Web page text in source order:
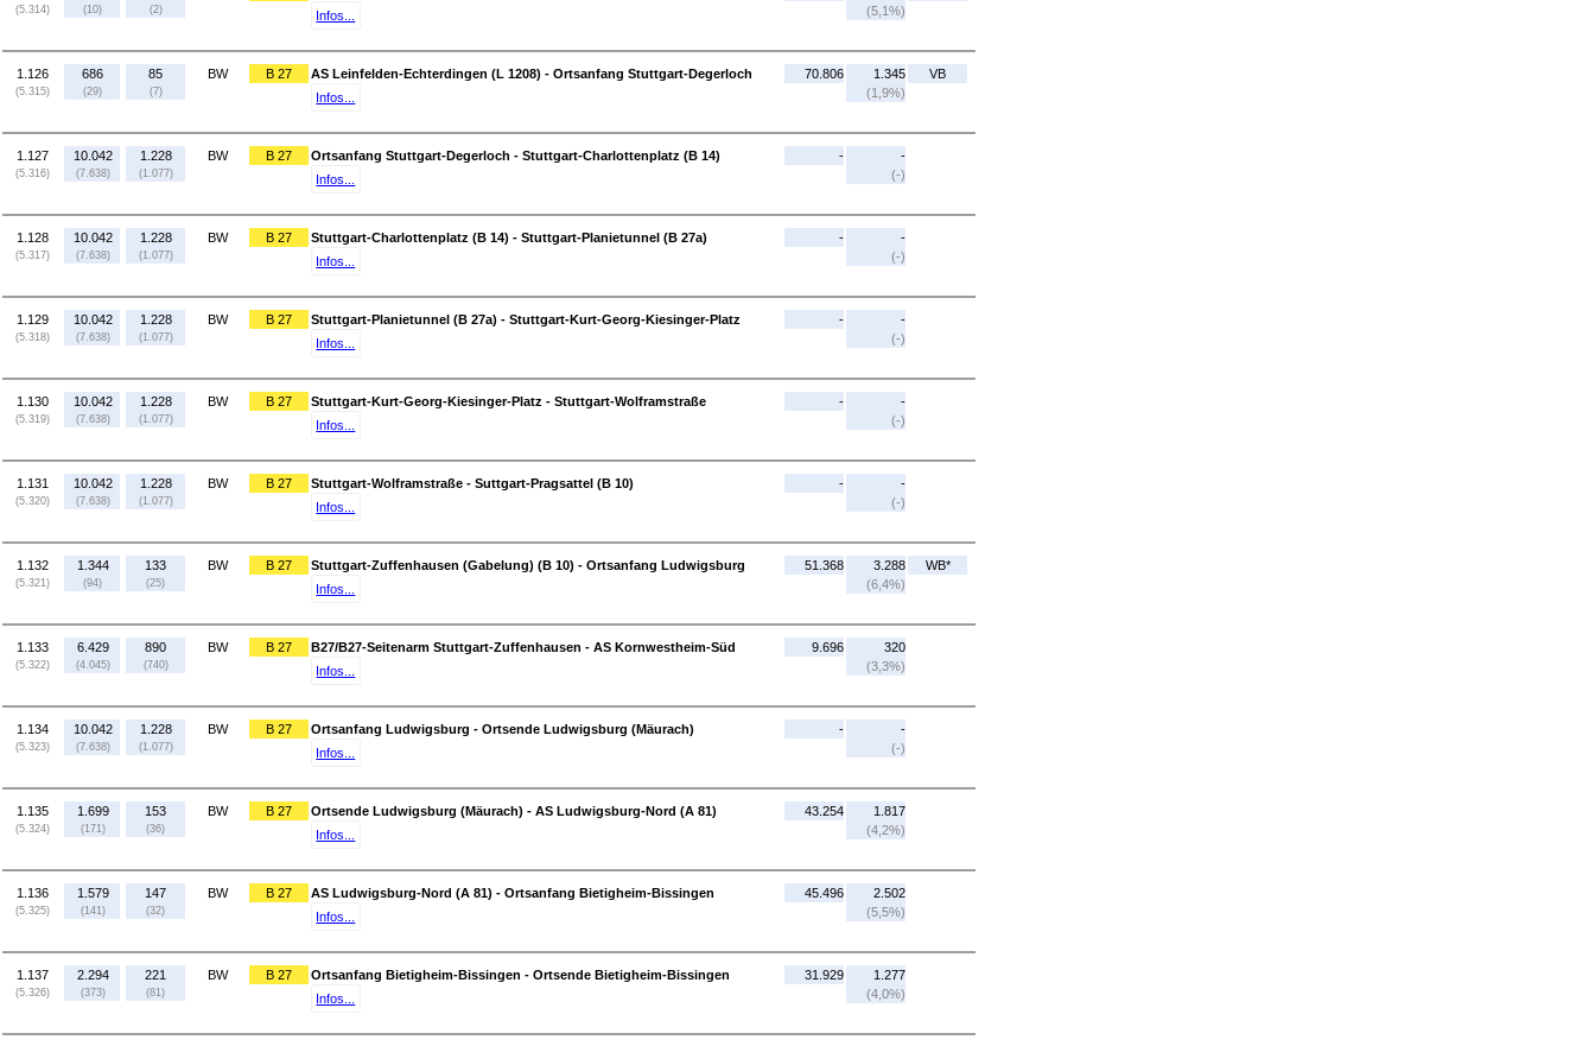
(5.314) (10) (2)
Infos...
(5,1%)
1.126
(5.315)
686
(29)
85
(7)
BW B 27
AS Leinfelden-Echterdingen (L 1208) - Ortsanfang Stuttgart-Degerloch
Infos...
70.806
1.345
(1,9%)
VB
1.127
(5.316)
10.042
(7.638)
1.228
(1.077)
BW B 27
Ortsanfang Stuttgart-Degerloch - Stuttgart-Charlottenplatz (B 14)
Infos...
-
-
(-)
1.128
(5.317)
10.042
(7.638)
1.228
(1.077)
BW B 27
Stuttgart-Charlottenplatz (B 14) - Stuttgart-Planietunnel (B 27a)
Infos...
-
-
(-)
1.129
(5.318)
10.042
(7.638)
1.228
(1.077)
BW B 27
Stuttgart-Planietunnel (B 27a) - Stuttgart-Kurt-Georg-Kiesinger-Platz
Infos...
-
-
(-)
1.130
(5.319)
10.042
(7.638)
1.228
(1.077)
BW B 27
Stuttgart-Kurt-Georg-Kiesinger-Platz - Stuttgart-Wolframstraße
Infos...
-
-
(-)
1.131
(5.320)
10.042
(7.638)
1.228
(1.077)
BW B 27
Stuttgart-Wolframstraße - Suttgart-Pragsattel (B 10)
Infos...
-
-
(-)
1.132
(5.321)
1.344
(94)
133
(25)
BW B 27
Stuttgart-Zuffenhausen (Gabelung) (B 10) - Ortsanfang Ludwigsburg
Infos...
51.368
3.288
(6,4%)
WB*
1.133
(5.322)
6.429
(4.045)
890
(740)
BW B 27
B27/B27-Seitenarm Stuttgart-Zuffenhausen - AS Kornwestheim-Süd
Infos...
9.696
320
(3,3%)
1.134
(5.323)
10.042
(7.638)
1.228
(1.077)
BW B 27
Ortsanfang Ludwigsburg - Ortsende Ludwigsburg (Mäurach)
Infos...
-
-
(-)
1.135
(5.324)
1.699
(171)
153
(36)
BW B 27
Ortsende Ludwigsburg (Mäurach) - AS Ludwigsburg-Nord (A 81)
Infos...
43.254
1.817
(4,2%)
1.136
(5.325)
1.579
(141)
147
(32)
BW B 27
AS Ludwigsburg-Nord (A 81) - Ortsanfang Bietigheim-Bissingen
Infos...
45.496
2.502
(5,5%)
1.137
(5.326)
2.294
(373)
221
(81)
BW B 27
Ortsanfang Bietigheim-Bissingen - Ortsende Bietigheim-Bissingen
Infos...
31.929
1.277
(4,0%)